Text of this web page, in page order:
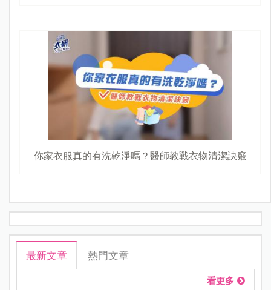
你家衣服真的有洗乾淨嗎？醫師教戰衣物清潔訣竅
最新文章 熱門文章
看更多